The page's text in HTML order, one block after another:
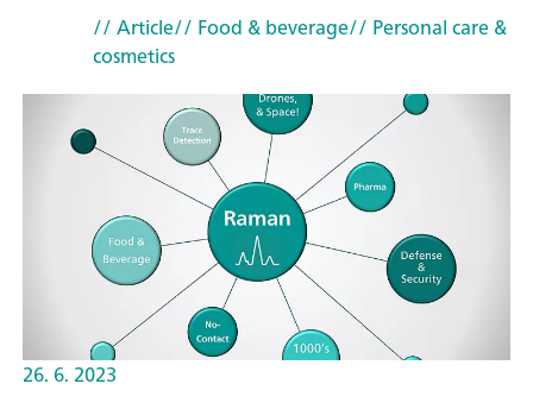
// Article// Food & beverage// Personal care &
cosmetics
26. 6. 2023